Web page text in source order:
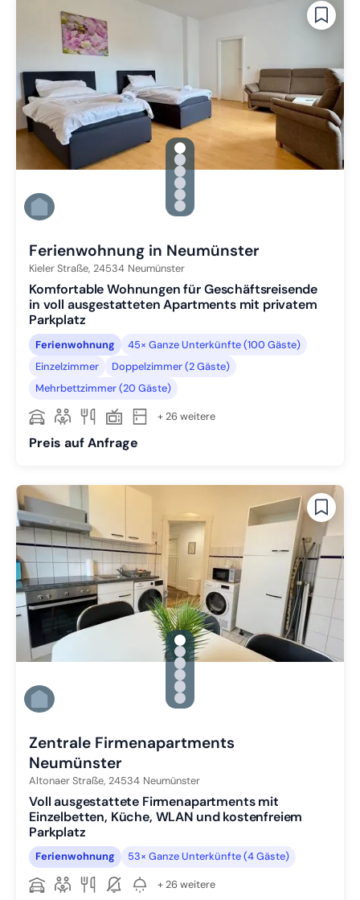
gallery.slide_selector
Zu Slide 1 wechseln
Zu Slide 2 wechseln
Zu Slide 3 wechseln
Zu Slide 4 wechseln
Zu Slide 5 wechseln
Zu Slide 6 wechseln
Ferienwohnung in Neumünster
Kieler Straße, 24534 Neumünster
Komfortable Wohnungen für Geschäftsreisende
in voll ausgestatteten Apartments mit privatem
Parkplatz
Ferienwohnung
45× Ganze Unterkünfte (100 Gäste)
Einzelzimmer
Doppelzimmer (2 Gäste)
Mehrbettzimmer (20 Gäste)
+ 26 weitere
Preis auf Anfrage
gallery.slide_selector
Zu Slide 1 wechseln
Zu Slide 2 wechseln
Zu Slide 3 wechseln
Zu Slide 4 wechseln
Zu Slide 5 wechseln
Zu Slide 6 wechseln
Zentrale Firmenapartments
Neumünster
Altonaer Straße, 24534 Neumünster
Voll ausgestattete Firmenapartments mit
Einzelbetten, Küche, WLAN und kostenfreiem
Parkplatz
Ferienwohnung 53× Ganze Unterkünfte (4 Gäste)
+ 26 weitere